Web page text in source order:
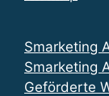
Smarketing
Smarketing
Geförderte